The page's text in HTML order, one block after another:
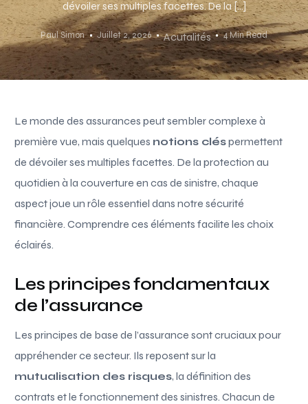
dévoiler ses multiples facettes. De la […]
Paul Simon Juillet 2, 2026 Acutalités 4 Min Read
Le monde des assurances peut sembler complexe à
première vue, mais quelques notions cléspermettent
de dévoiler ses multiples facettes. De la protection au
quotidien à la couverture en cas de sinistre, chaque
aspect joue un rôle essentiel dans notre sécurité
financière. Comprendre ces éléments facilite les choix
éclairés.
Les principes fondamentaux
de l’assurance
Les principes de base de l’assurance sont cruciaux pour
appréhender ce secteur. Ils reposent sur la
mutualisation des risques, la définition des
contrats et le fonctionnement des sinistres. Chacun de